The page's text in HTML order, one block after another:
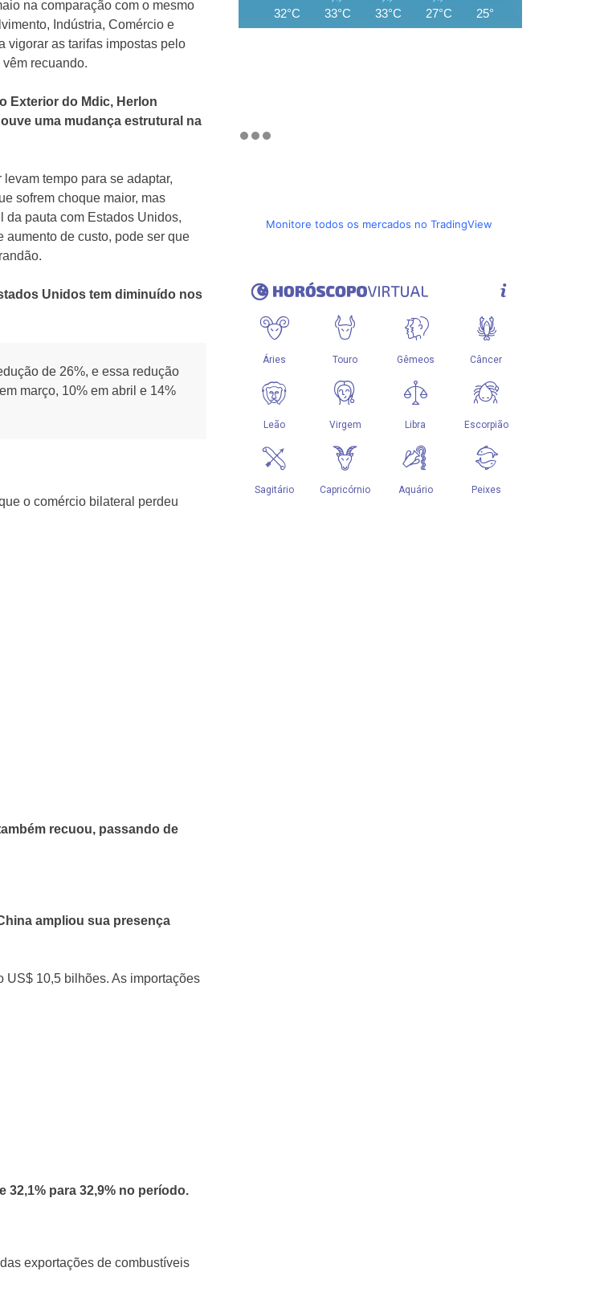
na comparação com o mesmo
Indústria, Comércio e
vigorar as tarifas impostas pelo
recuando.
Exterior do Mdic, Herlon
uma mudança estrutural na
tempo para se adaptar,
sofrem choque maior, mas
da pauta com Estados Unidos,
aumento de custo, pode ser que
Unidos tem diminuído nos
de 26%, e essa redução
março, 10% em abril e 14%
o comércio bilateral perdeu
recuou, passando de
ampliou sua presença
US$ 10,5 bilhões. As importações
para 32,9% no período.
exportações de combustíveis
32°C 33°C 33°C 27°C 25°C
Monitore todos os mercados no TradingView